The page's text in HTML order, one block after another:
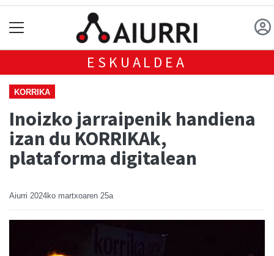
ESKUALDEA
KORRIKA
Inoizko jarraipenik handiena
izan du KORRIKAk,
plataforma digitalean
Aiurri 2024ko martxoaren 25a